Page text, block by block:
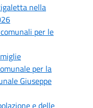
nella
per le
per la
Giuseppe
e delle